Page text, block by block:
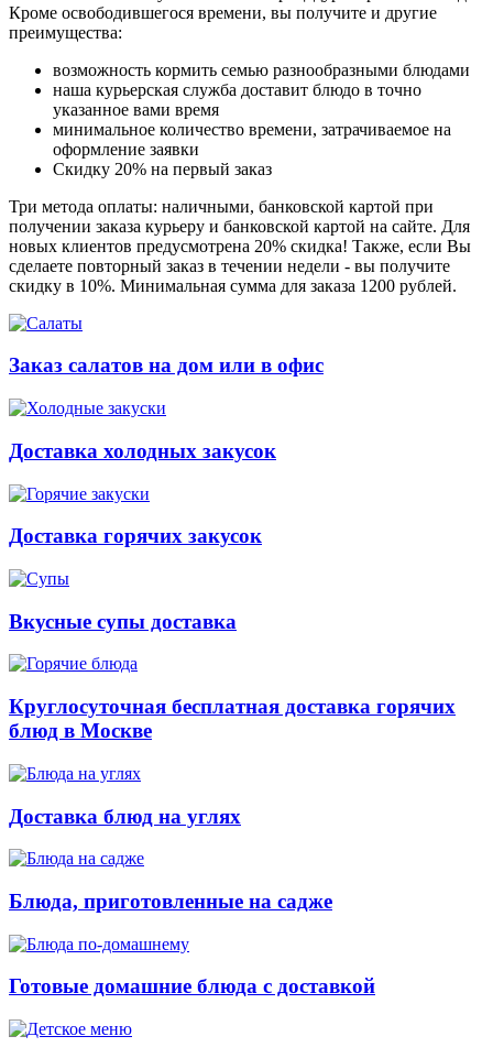
Кроме освободившегося времени, вы получите и другие
преимущества:
возможность кормить семью разнообразными блюдами
наша курьерская служба доставит блюдо в точно
указанное вами время
минимальное количество времени, затрачиваемое на
оформление заявки
Скидку 20% на первый заказ
Три метода оплаты: наличными, банковской картой при
получении заказа курьеру и банковской картой на сайте. Для
новых клиентов предусмотрена 20% скидка! Также, если Вы
сделаете повторный заказ в течении недели - вы получите
скидку в 10%. Минимальная сумма для заказа 1200 рублей.
Заказ салатов на дом или в офис
Доставка холодных закусок
Доставка горячих закусок
Вкусные супы доставка
Круглосуточная бесплатная доставка горячих
блюд в Москве
Доставка блюд на углях
Блюда, приготовленные на садже
Готовые домашние блюда с доставкой